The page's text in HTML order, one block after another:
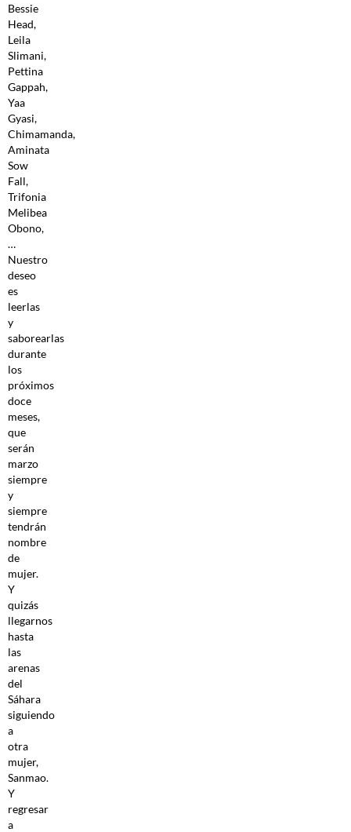
Bessie
Head,
Leila
Slimani,
Pettina
Gappah,
Yaa
Gyasi,
Chimamanda,
Aminata
Sow
Fall,
Trifonia
Melibea
Obono,
…
Nuestro
deseo
es
leerlas
y
saborearlas
durante
los
próximos
doce
meses,
que
serán
marzo
siempre
y
siempre
tendrán
nombre
de
mujer.
Y
quizás
llegarnos
hasta
las
arenas
del
Sáhara
siguiendo
a
otra
mujer,
Sanmao.
Y
regresar
a